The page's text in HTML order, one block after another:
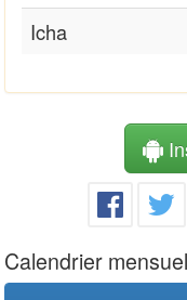
Icha
Calendrier mensuel